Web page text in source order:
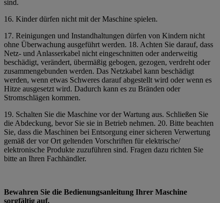
sind.
16. Kinder dürfen nicht mit der Maschine spielen.
17. Reinigungen und Instandhaltungen dürfen von Kindern nicht
ohne Überwachung ausgeführt werden. 18. Achten Sie darauf, dass
Netz- und Anlasserkabel nicht eingeschnitten oder anderweitig
beschädigt, verändert, übermäßig gebogen, gezogen, verdreht oder
zusammengebunden werden. Das Netzkabel kann beschädigt
werden, wenn etwas Schweres darauf abgestellt wird oder wenn es
Hitze ausgesetzt wird. Dadurch kann es zu Bränden oder
Stromschlägen kommen.
19. Schalten Sie die Maschine vor der Wartung aus. Schließen Sie
die Abdeckung, bevor Sie sie in Betrieb nehmen. 20. Bitte beachten
Sie, dass die Maschinen bei Entsorgung einer sicheren Verwertung
gemäß der vor Ort geltenden Vorschriften für elektrische/
elektronische Produkte zuzuführen sind. Fragen dazu richten Sie
bitte an Ihren Fachhändler.
Bewahren Sie die Bedienungsanleitung Ihrer Maschine
sorgfältig auf.